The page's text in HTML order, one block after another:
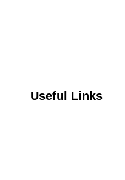
Useful Links